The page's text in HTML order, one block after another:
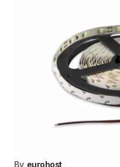
By eurohost